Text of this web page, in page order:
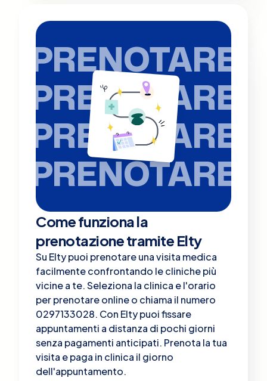
PRENOTARE
PRENOTARE
PRENOTARE
PRENOTARE
Come funziona la
prenotazione tramite Elty
Su Elty puoi prenotare una visita medica
facilmente confrontando le cliniche più
vicine a te. Seleziona la clinica e l'orario
per prenotare online o chiama il numero
0297133028. Con Elty puoi fissare
appuntamenti a distanza di pochi giorni
senza pagamenti anticipati. Prenota la tua
visita e paga in clinica il giorno
dell'appuntamento.